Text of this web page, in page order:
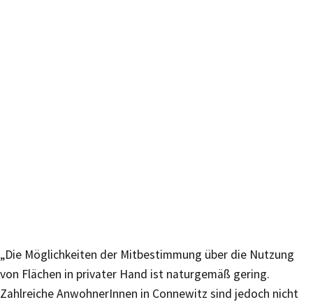
„Die Möglichkeiten der Mitbestimmung über die Nutzung
von Flächen in privater Hand ist naturgemäß gering.
Zahlreiche AnwohnerInnen in Connewitz sind jedoch nicht